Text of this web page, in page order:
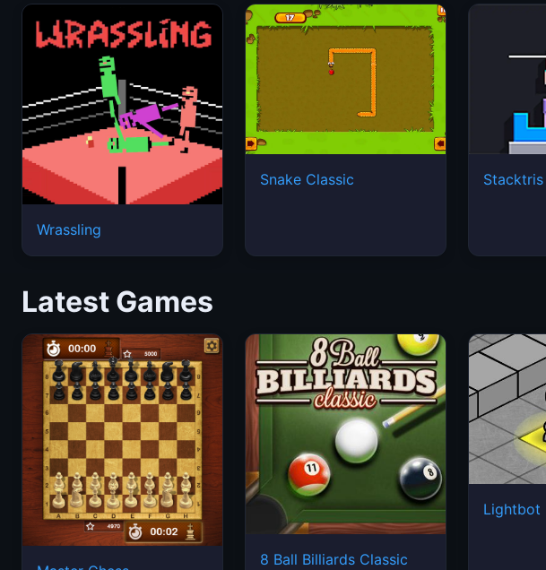
Wrassling
Snake Classic Stacktris
Latest Games
8 Ball Billiards Classic
Lightbot